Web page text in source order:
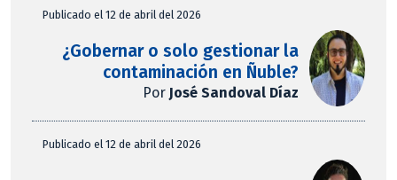
Publicado el 12 de abril del 2026
¿Gobernar o solo gestionar la
contaminación en Ñuble?
Por José Sandoval Díaz
Publicado el 12 de abril del 2026